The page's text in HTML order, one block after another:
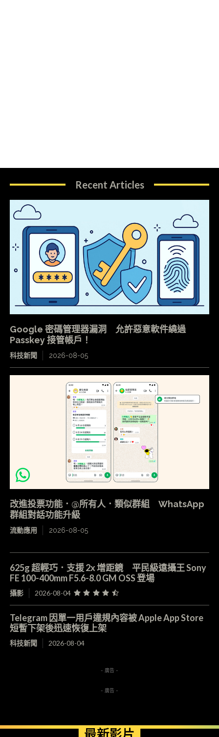
Recent Articles
Google 密碼管理器漏洞 允許惡意軟件繞過
Passkey 接管帳戶！
科技新聞 2026-08-05
改進投票功能．@所有人．類似群組 WhatsApp
群組對話功能升級
流動應用 2026-08-05
625g 超輕巧．支援 2x 增距鏡 平民級遠攝王 Sony
FE 100-400mm F5.6-8.0 GM OSS 登場
攝影 2026-08-04
Telegram 因單一用戶違規內容被 Apple App Store
短暫下架後迅速恢復上架
科技新聞 2026-08-04
- 廣告 -
- 廣告 -
最新影片